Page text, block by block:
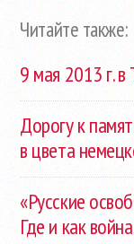
Читайте также:
9 мая 2013 г.
Дорогу к
в цвета
«Русские
Где и как